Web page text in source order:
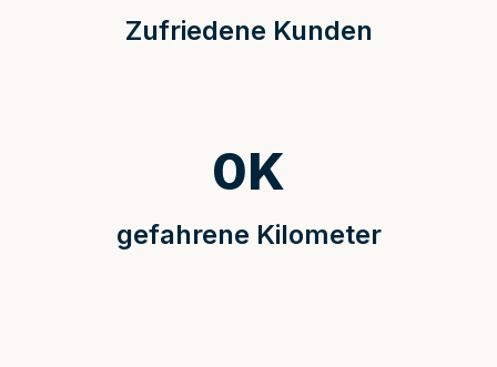
Zufriedene Kunden
gefahrene Kilometer
0K